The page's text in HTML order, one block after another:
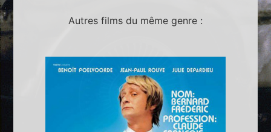
Autres films du même genre :